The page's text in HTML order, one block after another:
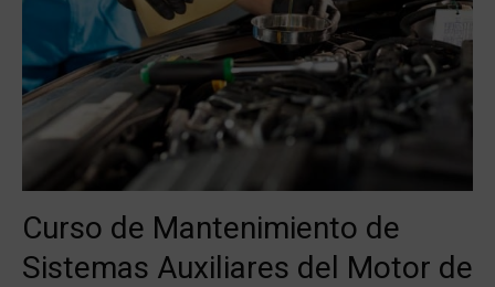
Curso de Mantenimiento de
Sistemas Auxiliares del Motor de